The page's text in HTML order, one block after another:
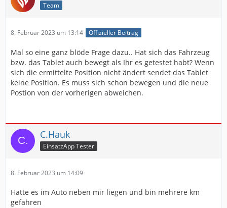
Team
8. Februar 2023 um 13:14 Offizieller Beitrag
Mal so eine ganz blöde Frage dazu.. Hat sich das Fahrzeug
bzw. das Tablet auch bewegt als Ihr es getestet habt? Wenn
sich die ermittelte Position nicht ändert sendet das Tablet
keine Position. Es muss sich schon bewegen und die neue
Postion von der vorherigen abweichen.
C.Hauk
EinsatzApp Tester
8. Februar 2023 um 14:09
Hatte es im Auto neben mir liegen und bin mehrere km
gefahren